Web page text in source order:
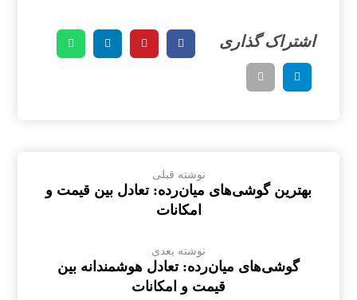
نوشته قبلی
بهترین گوشی‌های میان‌رده: تعادل بین قیمت و
امکانات
نوشته بعدی
گوشی‌های میان‌رده: تعادل هوشمندانه بین
قیمت و امکانات